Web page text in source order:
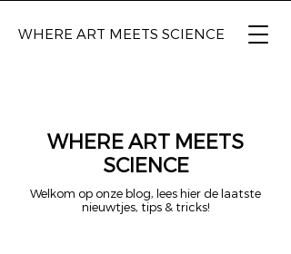
WHERE ART MEETS SCIENCE
WHERE ART MEETS
SCIENCE
Welkom op onze blog, lees hier de laatste
nieuwtjes, tips & tricks!